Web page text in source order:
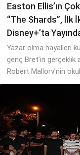
Easton Ellis’ın
“The Shards”, İlk
Disney+’ta
Yazar olma hayalleri
genç Bret’in gerçeklik
Robert Mallory’nin